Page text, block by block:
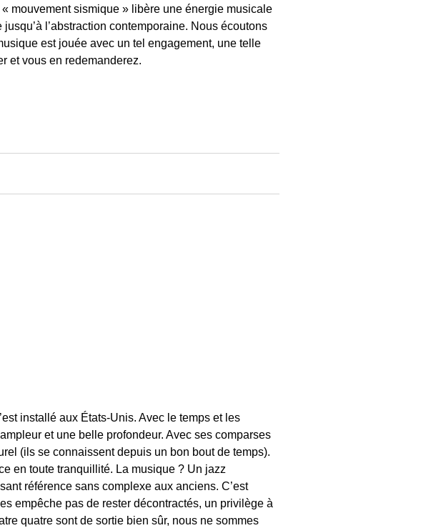
mouvement sismique » libère une énergie musicale
l’abstraction contemporaine. Nous écoutons
est jouée avec un tel engagement, une telle
et vous en redemanderez.
installé aux États-Unis. Avec le temps et les
et une belle profondeur. Avec ses comparses
(ils se connaissent depuis un bon bout de temps).
en toute tranquillité. La musique ? Un jazz
référence sans complexe aux anciens. C’est
empêche pas de rester décontractés, un privilège à
quatre sont de sortie bien sûr, nous ne sommes